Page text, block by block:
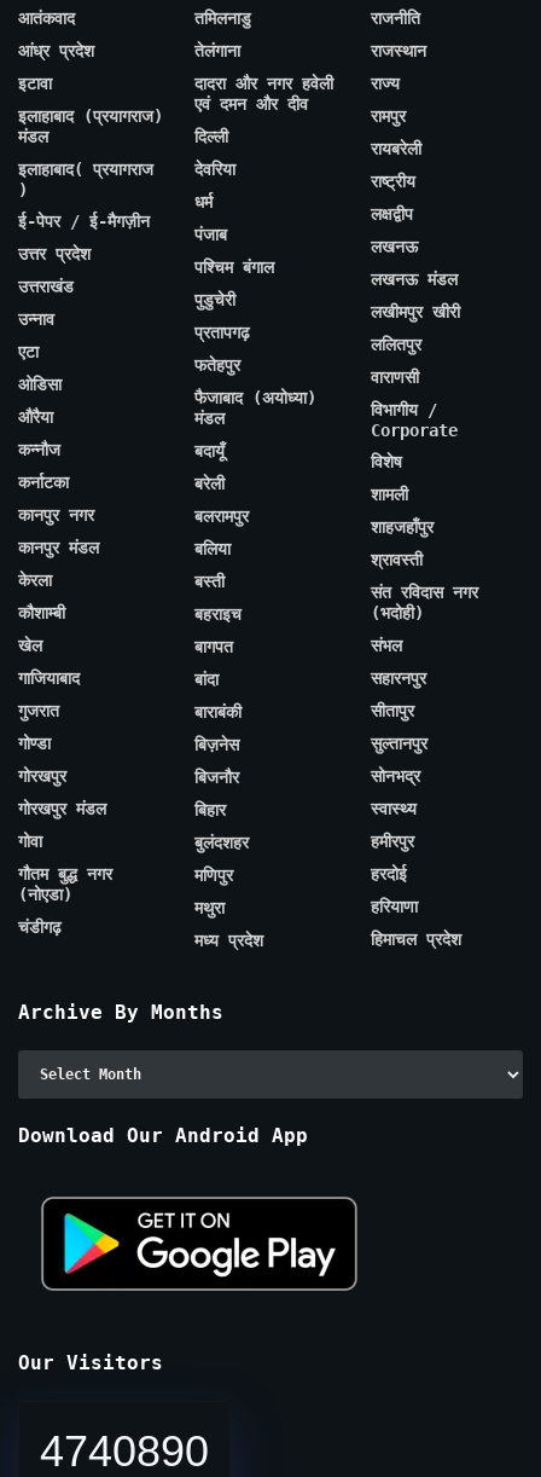
आतंकवाद
आंध्र प्रदेश
इटावा
इलाहाबाद (प्रयागराज)
मंडल
इलाहाबाद( प्रयागराज
)
ई-पेपर / ई-मैगज़ीन
उत्तर प्रदेश
उत्तराखंड
उन्नाव
एटा
ओडिसा
औरैया
कन्नौज
कर्नाटका
कानपुर नगर
कानपुर मंडल
केरला
कौशाम्बी
खेल
गाजियाबाद
गुजरात
गोण्डा
गोरखपुर
गोरखपुर मंडल
गोवा
गौतम बुद्ध नगर
(नोएडा)
चंडीगढ़
तमिलनाडु
तेलंगाना
दादरा और नगर हवेली
एवं दमन और दीव
दिल्ली
देवरिया
धर्म
पंजाब
पश्चिम बंगाल
पुडुचेरी
प्रतापगढ़
फतेहपुर
फैजाबाद (अयोध्या)
मंडल
बदायूँ
बरेली
बलरामपुर
बलिया
बस्ती
बहराइच
बागपत
बांदा
बाराबंकी
बिज़नेस
बिजनौर
बिहार
बुलंदशहर
मणिपुर
मथुरा
मध्य प्रदेश
राजनीति
राजस्थान
राज्य
रामपुर
रायबरेली
राष्ट्रीय
लक्षद्वीप
लखनऊ
लखनऊ मंडल
लखीमपुर खीरी
ललितपुर
वाराणसी
विभागीय /
Corporate
विशेष
शामली
शाहजहाँपुर
श्रावस्ती
संत रविदास नगर
(भदोही)
संभल
सहारनपुर
सीतापुर
सुल्तानपुर
सोनभद्र
स्वास्थ्य
हमीरपुर
हरदोई
हरियाणा
हिमाचल प्रदेश
Archive By Months
Download Our Android App
Our Visitors
4740890